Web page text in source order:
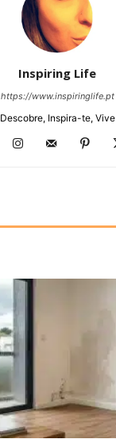
Inspiring Life
https://www.inspiringlife.pt
Descobre, Inspira-te, Vive